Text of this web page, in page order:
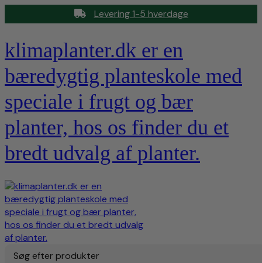
Levering 1-5 hverdage
klimaplanter.dk er en
bæredygtig planteskole med
speciale i frugt og bær
planter, hos os finder du et
bredt udvalg af planter.
Søg efter produkter